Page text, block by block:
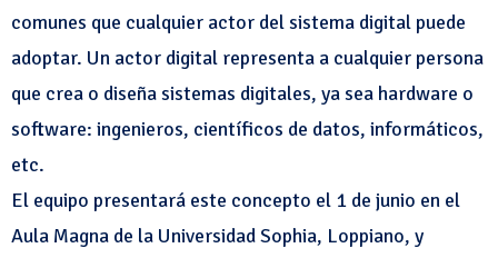
comunes que cualquier actor del sistema digital puede
adoptar. Un actor digital representa a cualquier persona
que crea o diseña sistemas digitales, ya sea hardware o
software: ingenieros, científicos de datos, informáticos,
etc.
El equipo presentará este concepto el 1 de junio en el
Aula Magna de la Universidad Sophia, Loppiano, y